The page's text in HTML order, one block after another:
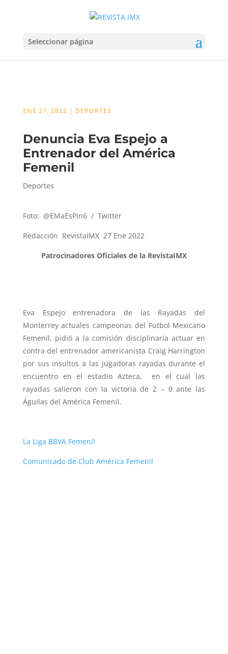
Seleccionar página
ENE 27, 2022 | DEPORTES
Denuncia Eva Espejo a
Entrenador del América
Femenil
Deportes
Foto: @EMaEsPin6/ Twitter
Redacción RevistaIMX 27 Ene 2022
Patrocinadores Oficiales de la RevistaIMX
Eva Espejo entrenadora de las Rayadas del
Monterrey actuales campeonas del Futbol Mexicano
Femenil, pidió a la comisión disciplinaria actuar en
contra del entrenador americanista Craig Harrington
por sus insultos a las jugadoras rayadas durante el
encuentro en el estadio Azteca, en el cual las
rayadas salieron con la victoria de 2 – 0 ante las
Águilas del América Femenil.
La Liga BBVA Femenil
Comunicado de Club América Femenil